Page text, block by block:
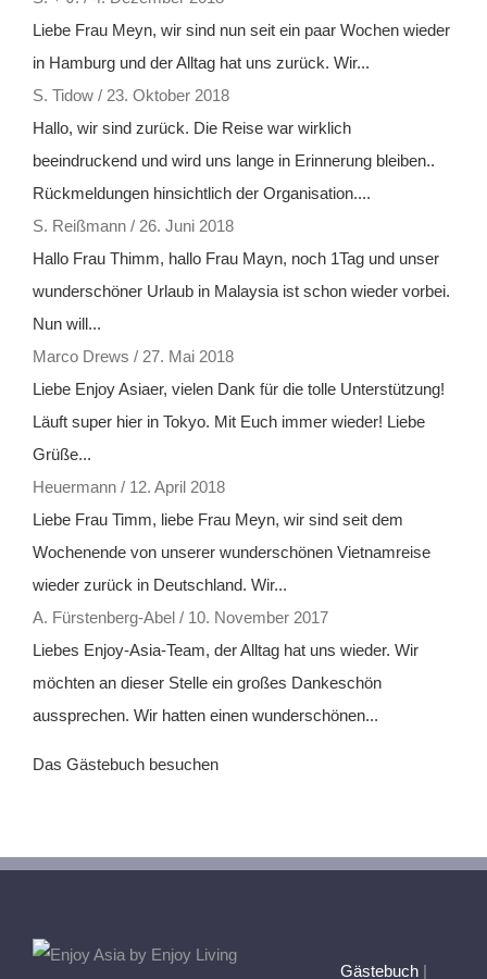
Liebe Frau Meyn, wir sind nun seit ein paar Wochen wieder
in Hamburg und der Alltag hat uns zurück. Wir...
S. Tidow / 23. Oktober 2018
Hallo, wir sind zurück. Die Reise war wirklich
beeindruckend und wird uns lange in Erinnerung bleiben..
Rückmeldungen hinsichtlich der Organisation....
S. Reißmann / 26. Juni 2018
Hallo Frau Thimm, hallo Frau Mayn, noch 1Tag und unser
wunderschöner Urlaub in Malaysia ist schon wieder vorbei.
Nun will...
Marco Drews / 27. Mai 2018
Liebe Enjoy Asiaer, vielen Dank für die tolle Unterstützung!
Läuft super hier in Tokyo. Mit Euch immer wieder! Liebe
Grüße...
Heuermann / 12. April 2018
Liebe Frau Timm, liebe Frau Meyn, wir sind seit dem
Wochenende von unserer wunderschönen Vietnamreise
wieder zurück in Deutschland. Wir...
A. Fürstenberg-Abel / 10. November 2017
Liebes Enjoy-Asia-Team, der Alltag hat uns wieder. Wir
möchten an dieser Stelle ein großes Dankeschön
aussprechen. Wir hatten einen wunderschönen...
Das Gästebuch besuchen
Gästebuch |